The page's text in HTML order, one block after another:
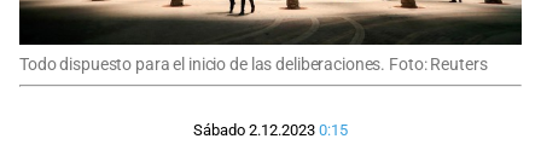
Todo dispuesto para el inicio de las deliberaciones. Foto: Reuters
Sábado 2.12.2023 0:15